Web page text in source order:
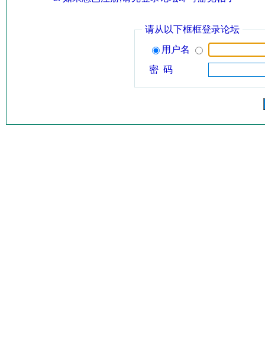
请从以下框框登录论坛
用户名
密 码